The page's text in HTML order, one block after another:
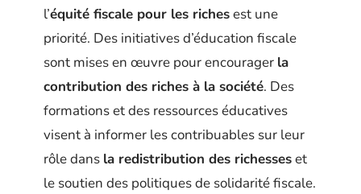
l’équité fiscale pour les richesest une
priorité. Des initiatives d’éducation fiscale
sont mises en œuvre pour encourager la
contribution des riches à la société. Des
formations et des ressources éducatives
visent à informer les contribuables sur leur
rôle dans la redistribution des richesseset
le soutien des politiques de solidarité fiscale.